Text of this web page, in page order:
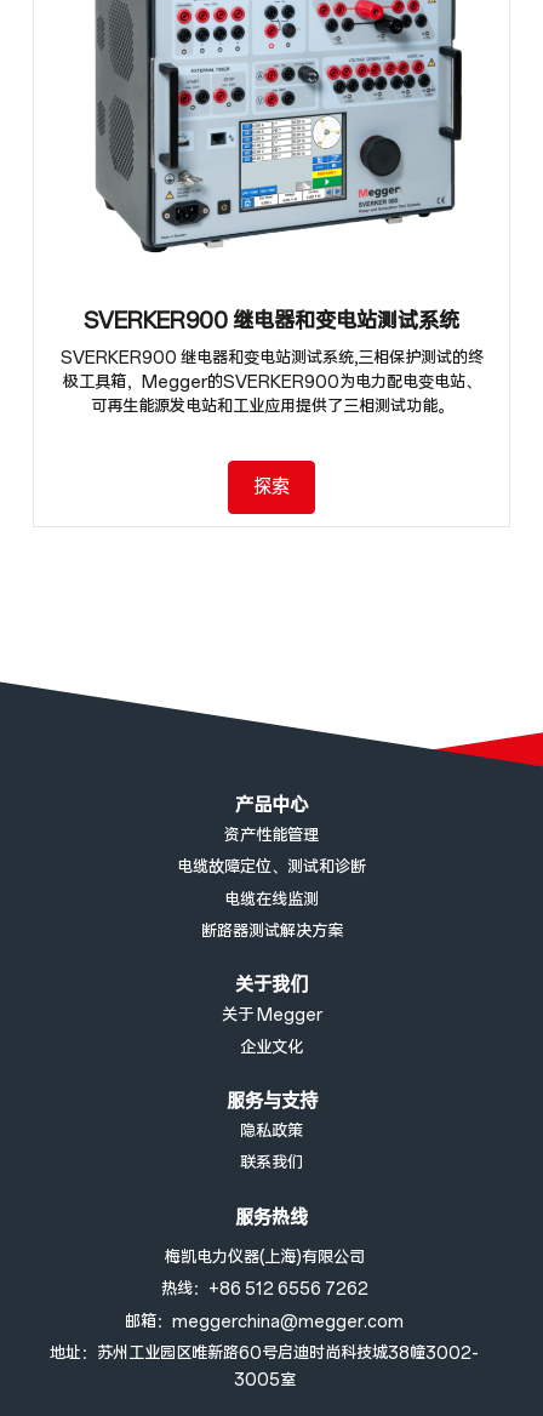
SVERKER900 继电器和变电站测试系统
SVERKER900 继电器和变电站测试系统,三相保护测试的终
极工具箱，Megger的SVERKER900为电力配电变电站、
可再生能源发电站和工业应用提供了三相测试功能。
探索
产品中心
资产性能管理
电缆故障定位、测试和诊断
电缆在线监测
断路器测试解决方案
关于我们
关于 Megger
企业文化
服务与支持
隐私政策
联系我们
服务热线
梅凯电力仪器(上海)有限公司
热线：+86 512 6556 7262
邮箱：meggerchina@megger.com
地址：苏州工业园区唯新路60号启迪时尚科技城38幢3002-
3005室